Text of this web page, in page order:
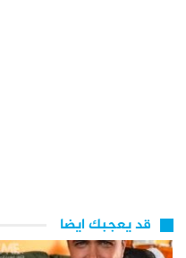
قد يعجبك ايضا